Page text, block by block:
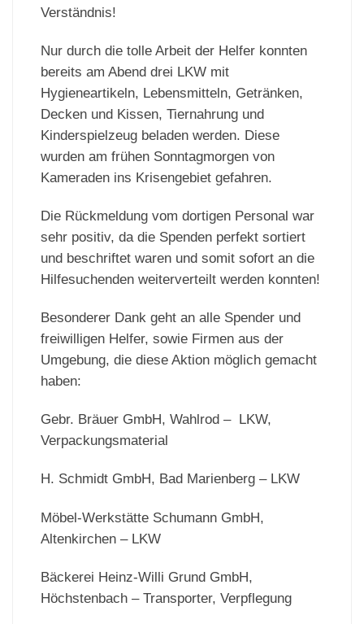
Verständnis!
Nur durch die tolle Arbeit der Helfer konnten
bereits am Abend drei LKW mit
Hygieneartikeln, Lebensmitteln, Getränken,
Decken und Kissen, Tiernahrung und
Kinderspielzeug beladen werden. Diese
wurden am frühen Sonntagmorgen von
Kameraden ins Krisengebiet gefahren.
Die Rückmeldung vom dortigen Personal war
sehr positiv, da die Spenden perfekt sortiert
und beschriftet waren und somit sofort an die
Hilfesuchenden weiterverteilt werden konnten!
Besonderer Dank geht an alle Spender und
freiwilligen Helfer, sowie Firmen aus der
Umgebung, die diese Aktion möglich gemacht
haben:
Gebr. Bräuer GmbH, Wahlrod – LKW,
Verpackungsmaterial
H. Schmidt GmbH, Bad Marienberg – LKW
Möbel-Werkstätte Schumann GmbH,
Altenkirchen – LKW
Bäckerei Heinz-Willi Grund GmbH,
Höchstenbach – Transporter, Verpflegung